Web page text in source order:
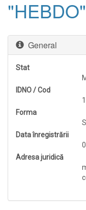
General
Stat
IDNO / Cod
Forma
Data înregistrării
Adresa juridică